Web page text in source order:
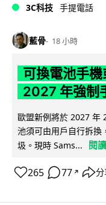
3C科技 手提電話
藍骨 18 小時
可換電池手
2027 年強制
歐盟新例將於 2027 年
池須可由用戶自行拆換
圾。現時 Sams...
閱
265 77 ↗